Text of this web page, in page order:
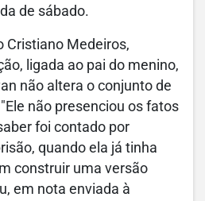
de sábado.
Cristiano Medeiros,
ligada ao pai do menino,
não altera o conjunto de
não presenciou os fatos
foi contado por
quando ela já tinha
construir uma versão
em nota enviada à